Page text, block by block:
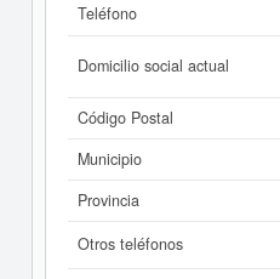
Teléfono
Domicilio social actual
Código Postal
Municipio
Provincia
Otros teléfonos